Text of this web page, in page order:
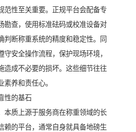
范性至关重要。正规平台会配备专
勘查，使用标准砝码或校准设备对
判断称重系统的精度和稳定性。同
守安全操作流程，保护现场环境，
造成不必要的损坏。这些细节往往
养和责任心。
性的基石
本质上源于服务商在称重领域的长
赖的平台，通常自身就具备地磅生